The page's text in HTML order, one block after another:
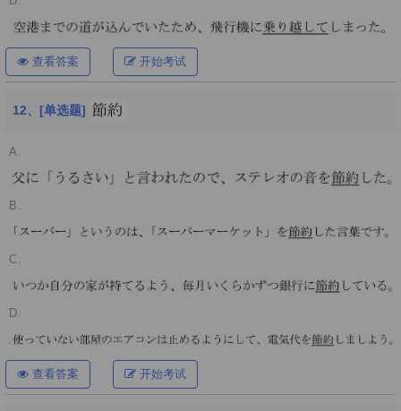
查看答案 开始考试
12、[单选题]
A.
B.
C.
D.
查看答案 开始考试